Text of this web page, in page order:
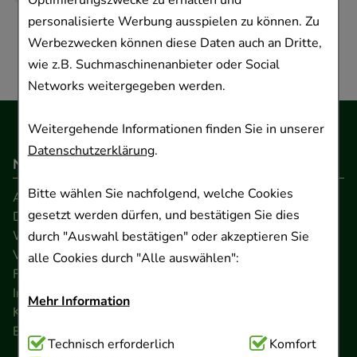
personalisierte Werbung ausspielen zu können. Zu
Werbezwecken können diese Daten auch an Dritte,
wie z.B. Suchmaschinenanbieter oder Social
Networks weitergegeben werden.
Weitergehende Informationen finden Sie in unserer
Datenschutzerklärung.
Bitte wählen Sie nachfolgend, welche Cookies
gesetzt werden dürfen, und bestätigen Sie dies
durch "Auswahl bestätigen" oder akzeptieren Sie
alle Cookies durch "Alle auswählen":
Mehr Information
Technisch Notwendig:Hierbei handelt es sich um
Technisch erforderlich
Komfort
Navigation
AGB
Datenschutz
Widerrufsrecht
Versandkosten
FAQ
Impressum
Kontakt
Barrierefreiheitserklärung